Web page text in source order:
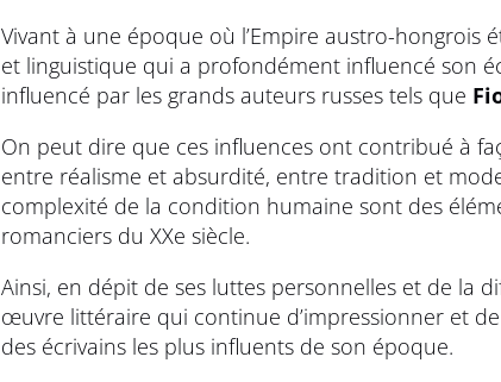
Vivant à une époque où l’Empire austro-hongrois
et linguistique qui a profondément influencé son
influencé par les grands auteurs russes tels que
On peut dire que ces influences ont contribué à
entre réalisme et absurdité, entre tradition et
complexité de la condition humaine sont des
romanciers du XXe siècle.
Ainsi, en dépit de ses luttes personnelles et de la
œuvre littéraire qui continue d’impressionner et
des écrivains les plus influents de son époque.